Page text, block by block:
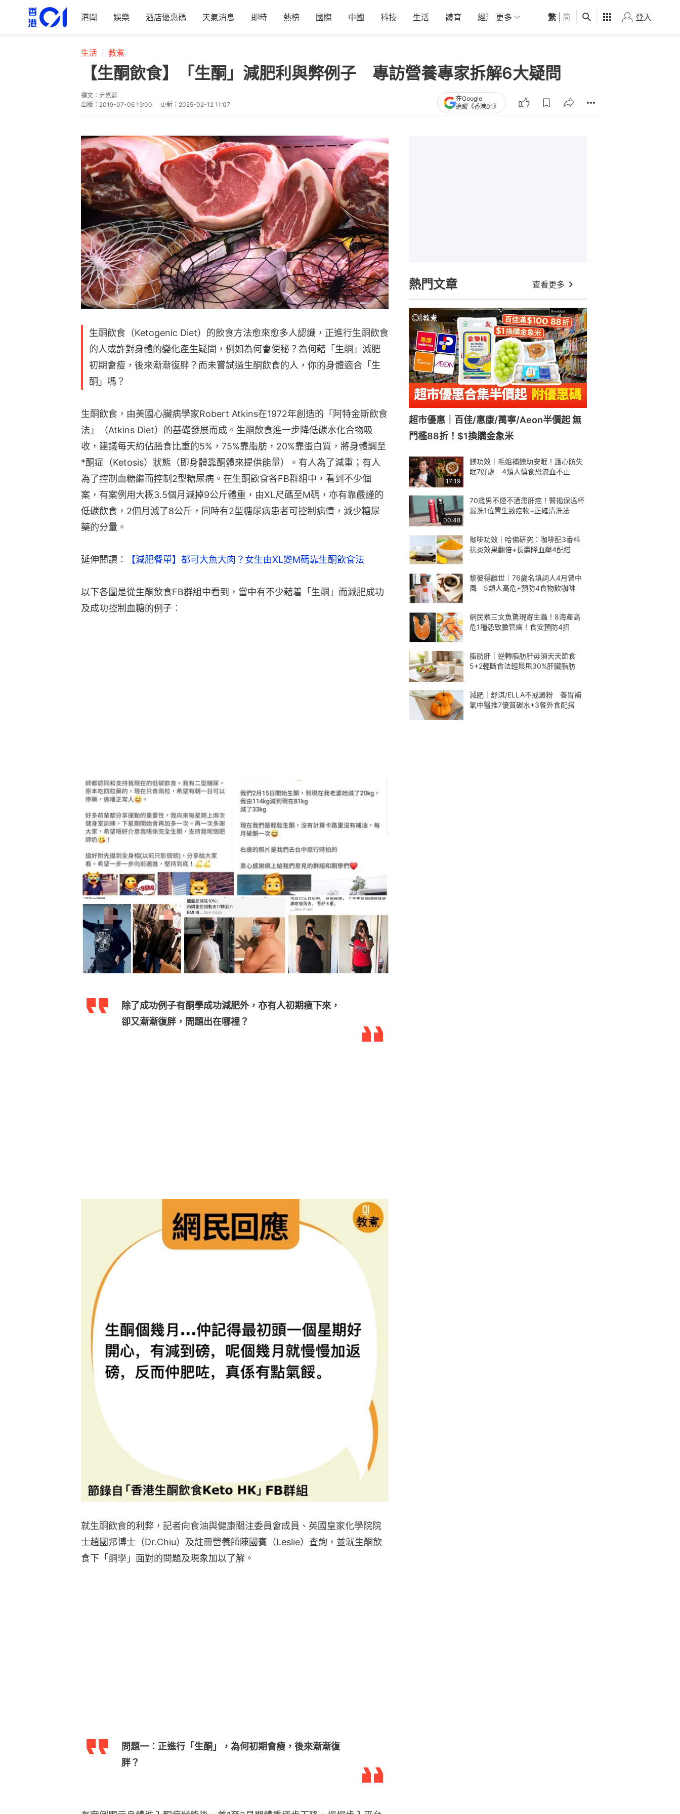
港聞 娛樂 酒店優惠碼 天氣消息 即時 熱榜 國際 中國 科技 生活 體育 經濟 01深圳 觀點 健康 好食玩飛
更多 繁 简 登入
生活 教煮
【生酮飲食】「生酮」減肥利與弊例子 專訪營養專家拆解6大疑問
撰文： 尹嘉蔚
出版： 2019-07-06 19:00 更新： 2025-02-12 11:07
在Google
追蹤《香港01》
生酮飲食（Ketogenic Diet）的飲食方法愈來愈多人認識，正進行生酮飲食
的人或許對身體的變化產生疑問，例如為何會便秘？為何藉「生酮」減肥
初期會瘦，後來漸漸復胖？而未嘗試過生酮飲食的人，你的身體適合「生
酮」嗎？
生酮飲食，由美國心臟病學家Robert Atkins在1972年創造的「阿特金斯飲食
法」（Atkins Diet）的基礎發展而成。生酮飲食進一步降低碳水化合物吸
收，建議每天約佔膳食比重的5%，75%靠脂肪，20%靠蛋白質，將身體調至
*酮症（Ketosis）狀態（即身體靠酮體來提供能量）。有人為了減重；有人
為了控制血糖繼而控制2型糖尿病。在生酮飲食各FB群組中，看到不少個
案，有案例用大概3.5個月減掉9公斤體重，由XL尺碼至M碼，亦有靠嚴謹的
低碳飲食，2個月減了8公斤，同時有2型糖尿病患者可控制病情，減少糖尿
藥的分量。
延伸閱讀： 【減肥餐單】都可大魚大肉？女生由XL變M碼靠生酮飲食法
以下各圖是從生酮飲食FB群組中看到，當中有不少藉着「生酮」而減肥成功
及成功控制血糖的例子︰
除了成功例子有酮學成功減肥外，亦有人初期瘦下來，
卻又漸漸復胖，問題出在哪裡？
就生酮飲食的利弊，記者向食油與健康關注委員會成員、英國皇家化學院院
士趙國邦博士（Dr.Chiu）及註冊營養師陳國賓（Leslie）查詢，並就生酮飲
食下「酮學」面對的問題及現象加以了解。
問題一︰正進行「生酮」，為何初期會瘦，後來漸漸復
胖？
熱門文章 查看更多
超市優惠｜百佳/惠康/萬寧/Aeon半價起 無
門檻88折！$1換購金象米
17:19
鎂功效｜毛姐補鎂助安眠！護心防失
眠7好處 4類人慎食恐流血不止
00:48
70歲男不煙不酒患肝癌！醫揭保溫杯
漏洗1位置生致癌物+正確清洗法
咖啡功效｜哈佛研究：咖啡配3香料
抗炎效果翻倍+長壽降血壓4配搭
黎彼得離世｜76歲名填詞人4月曾中
風 5類人高危+預防4食物飲咖啡
網民煮三文魚驚現寄生蟲！8海產高
危1種恐致膽管癌！食安預防4招
脂肪肝｜逆轉脂肪肝毋須天天節食
5+2輕斷食法輕鬆甩30%肝臟脂肪
減肥｜舒淇/ELLA不戒澱粉 養胃補
氣中醫推7優質碳水+3餐外食配搭